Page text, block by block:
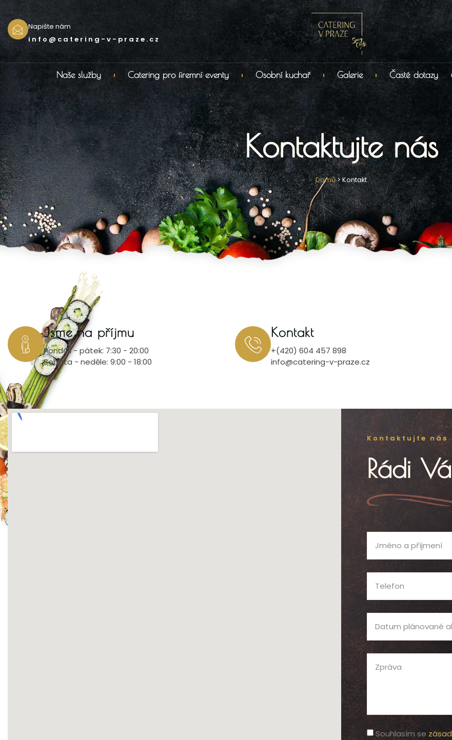
Napište nám
info@catering-v-praze.cz
Naše služby Catering pro firemní eventy Osobní kuchař Galerie Časté dotazy
Kontaktujte nás
Domů>Kontakt
Jsme na příjmu
Pondělí - pátek: 7:30 - 20:00
Sobota - neděle: 9:00 - 18:00
Kontakt
+(420) 604 457 898
info@catering-v-praze.cz
Kontaktujte nás
Rádi
Souhlasím se